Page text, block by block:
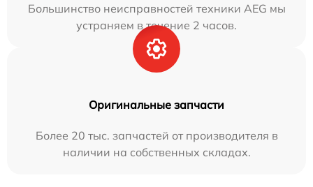
Большинство неисправностей техники AEG мы
устраняем в течение 2 часов.
Оригинальные запчасти
Более 20 тыс. запчастей от производителя в
наличии на собственных складах.